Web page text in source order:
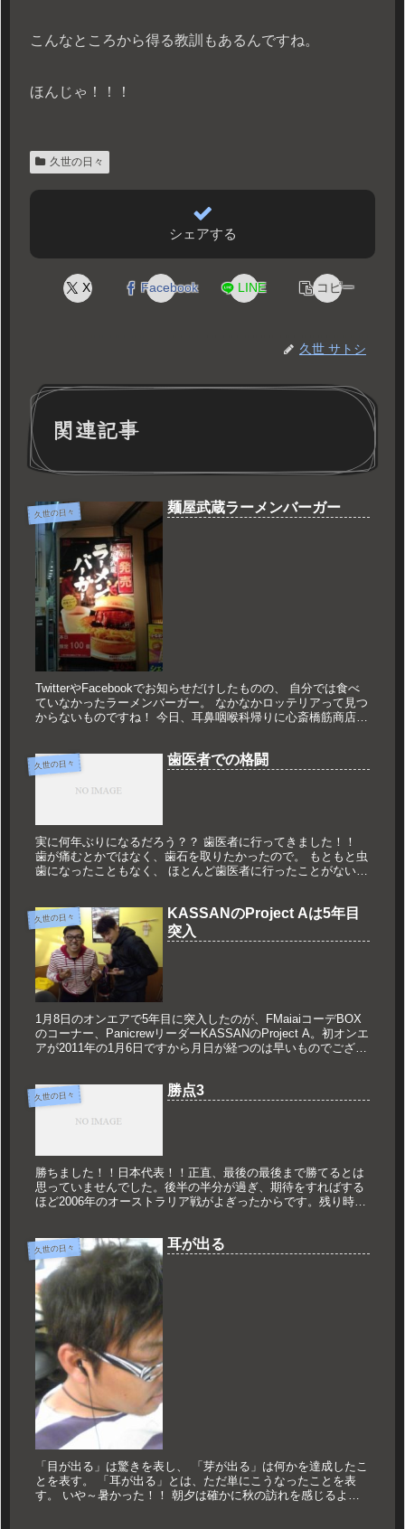
こんなところから得る教訓もあるんですね。
ほんじゃ！！！
久世の日々
シェアする
X Facebook LINE コピー
久世 サトシ
関連記事
久世の日々 麺屋武蔵ラーメンバーガー
TwitterやFacebookでお知らせだけしたものの、 自分では食べ
ていなかったラーメンバーガー。 なかなかロッテリアって見つ
からないものですね！ 今日、耳鼻咽喉科帰りに心斎橋筋商店街
久世の日々 歯医者での格闘
実に何年ぶりになるだろう？？ 歯医者に行ってきました！！
歯が痛むとかではなく、歯石を取りたかったので。 もともと虫
歯になったこともなく、 ほとんど歯医者に行ったことがないん
久世の日々
KASSANのProject Aは5年目
突入
1月8日のオンエアで5年目に突入したのが、FMaiaiコーデBOX
のコーナー、PanicrewリーダーKASSANのProject A。初オンエ
アが2011年の1月6日ですから月日が経つのは早いものでござい
久世の日々 勝点3
勝ちました！！日本代表！！正直、最後の最後まで勝てるとは
思っていませんでした。後半の半分が過ぎ、期待をすればする
ほど2006年のオーストラリア戦がよぎったからです。残り時間
久世の日々 耳が出る
「目が出る」は驚きを表し、 「芽が出る」は何かを達成したこ
とを表す。 「耳が出る」とは、ただ単にこうなったことを表
す。 いや～暑かった！！ 朝夕は確かに秋の訪れを感じるよう